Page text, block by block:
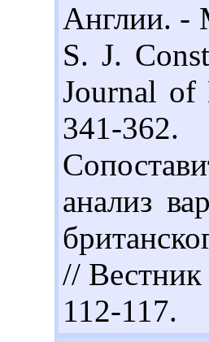
Англии. -
S. J.
Journal
341-
анализ
//
112-117.